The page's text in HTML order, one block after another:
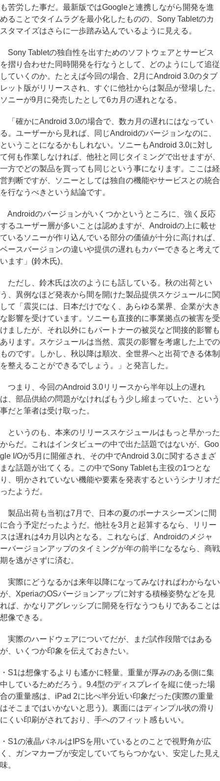
も苦労した事だ。最新版ではGoogleと連携しながら開発を進
めることでタイムラグを最小化したものの、Sony Tabletのカ
スタマイズはさらに一歩踏み込んでいるように見える。
Sony Tabletの独自性を出すためのソフトウェアとサービス
を摺り合わせた同時開発を行なうとして、どのようにして追従
していくのか。たとえば今回の場合、2月にAndroid 3.0のタブ
レット版がリリースされ、すぐに他社からは製品が登場した。
ソニーが9月に発売したとして6カ月の遅れとなる。
「確かにAndroid 3.0の場合で、数カ月の遅れにはなってい
る。ユーザーから見れば、同じAndroidのバージョンなのに、
ということになるかもしれない。ソニーもAndroid 3.0に対し
て何も作業しなければ、他社と同じタイミングで出せますが、
一方でどの製品を買っても同じという事になります。ここは経
営判断ですが、ソニーとしては独自の機能やサービスとの統合
を行なうべきという結論です。
Androidのバージョンがいくつかというところに、強く反応
するユーザー層が多いことは認めますが、Androidの上に載せ
ているソニーが作り込んでいる部分の価値が十分に高ければ、
ベースバージョンの違いや提供の遅れもカバーできると考えて
います」(鈴木氏)。
ただし、鈴木氏は次のようにも話している。秋の出荷とい
う、異例なほど発表から間を開けた製品提供スケジュールに関
して「震災には、日本だけでなく、あらゆる業界、企業が大き
な影響を受けています。ソニーも直接的に事業拠点の被害を受
けましたが、それ以外にもパートナーの被災など間接的影響も
あります。スケジュールは当然、震災の影響を考慮した上での
ものです。しかし、秋以降は順次、全世界へと出荷できる体制
を整えることができるでしょう。」と発言した。
つまり、今回のAndroid 3.0リリースから半年以上の遅れ
は、部品供給の問題がなければもう少し縮まっていた、という
事だと筆者は受け取った。
というのも、本来のリリーススケジュールはもっと早かった
からだ。これはインタビューの中で出た話題ではないが、Goo
gle I/Oが5月に開催され、その中でAndroid 3.0に関するさまざ
まな話題が出てくる。この中でSony Tabletも主役の1つとな
り、明かされていない機能や要素を発表するというシナリオだ
ったようだ。
製品出荷も当初は7月で、日本の夏のボーナスシーズンに間
に合う予定だったようだ。他社を3月と起算するなら、リリー
スは遅れは4カ月以内となる。これならば、Androidのメジャ
ーバージョンアップのタイミングが年の前半になるなら、商戦
期を逃がさずに済む。
実際にどうなるかは来年以降になってみなければわからない
が、XperiaのOSバージョンアップに対する積極姿勢などを見
れば、かなりアグレッシブに開発を行なうつもりであることは
想像できる。
実際のハードウェアについてだが、まだ試作段階ではある
が、いくつか印象を伝えておきたい。
・S1は想像するよりも遙かに軽量。重量が厚みのある側に集
中しているためだろう。9.4型のディスプレイを縦に使った場
合の重量感は、iPad 2に比べ半分近い印象だった(実際の重量
はそこまではいかないと思う)。裏面にはディンプル状の滑り
にくい印刷がされており、手へのフィット感もいい。
・S1の液晶パネルはIPSを用いているとのことで視野角が広
く、ガンマカーブが安定していてちらつかない、安定した見え
味。